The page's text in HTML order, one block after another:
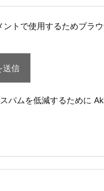
ントで使用するためブラ
パムを低減するために